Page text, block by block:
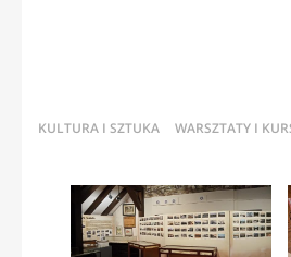
KULTURA I SZTUKA WARSZTATY I